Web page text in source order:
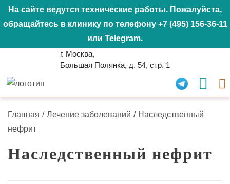
На сайте ведутся технические работы. Пожалуйста,
обращайтесь в клинику по телефону +7 (495) 156-36-11
или Telegram.
г. Москва,
Большая Полянка, д. 54, стр. 1
Главная / Лечение заболеваний / Наследственный
нефрит
Наследственный нефрит